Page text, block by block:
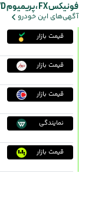
فونیکس FX ، پریمیوم AWD
آگهی‌های این خودرو
قیمت بازار
قیمت بازار
قیمت بازار
نمایندگی
قیمت بازار